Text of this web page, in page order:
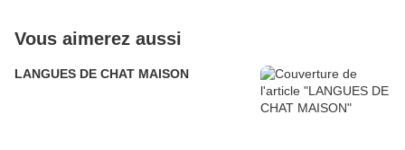
Vous aimerez aussi
LANGUES DE CHAT MAISON